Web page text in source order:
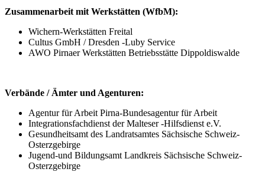
Zusammenarbeit mit Werkstätten (WfbM):
Wichern-Werkstätten Freital
Cultus GmbH / Dresden -Luby Service
AWO Pirnaer Werkstätten Betriebsstätte Dippoldiswalde
Verbände / Ämter und Agenturen:
Agentur für Arbeit Pirna-Bundesagentur für Arbeit
Integrationsfachdienst der Malteser -Hilfsdienst e.V.
Gesundheitsamt des Landratsamtes Sächsische Schweiz-
Osterzgebirge
Jugend-und Bildungsamt Landkreis Sächsische Schweiz-
Osterzgebirge